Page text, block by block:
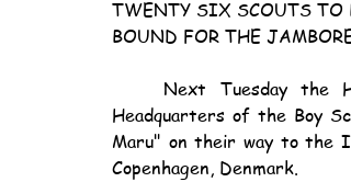
TWENTY SIX SCOUTS TO
BOUND FOR THE
Headquarters of the Boy
Maru" on their way to the
Copenhagen, Denmark.